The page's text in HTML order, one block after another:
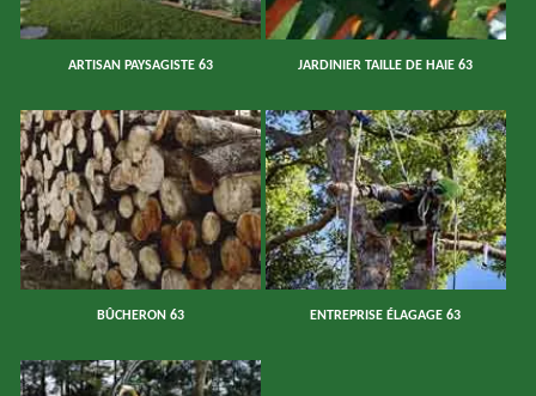
ARTISAN PAYSAGISTE 63 JARDINIER TAILLE DE HAIE 63
BÛCHERON 63 ENTREPRISE ÉLAGAGE 63